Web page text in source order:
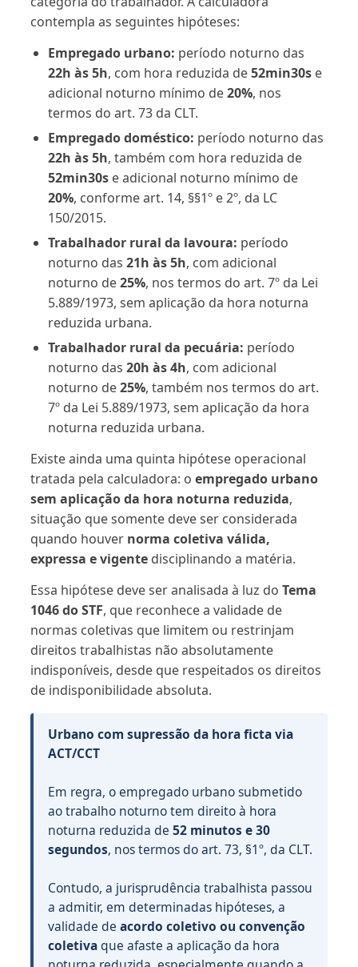
contempla as seguintes hipóteses:
Empregado urbano: período noturno das
22h às 5h, com hora reduzida de52min30s e
adicional noturno mínimo de20%, nos
termos do art. 73 da CLT.
Empregado doméstico: período noturno das
22h às 5h, também com hora reduzida de
52min30s e adicional noturno mínimo de
20%, conforme art. 14, §§1º e 2º, da LC
150/2015.
Trabalhador rural da lavoura: período
noturno das 21h às 5h, com adicional
noturno de25%, nos termos do art. 7º da Lei
5.889/1973, sem aplicação da hora noturna
reduzida urbana.
Trabalhador rural da pecuária: período
noturno das 20h às 4h, com adicional
noturno de25%, também nos termos do art.
7º da Lei 5.889/1973, sem aplicação da hora
noturna reduzida urbana.
Existe ainda uma quinta hipótese operacional
tratada pela calculadora: o empregado urbano
sem aplicação da hora noturna reduzida,
situação que somente deve ser considerada
quando houver norma coletiva válida,
expressa e vigente disciplinando a matéria.
Essa hipótese deve ser analisada à luz do Tema
1046 do STF, que reconhece a validade de
normas coletivas que limitem ou restrinjam
direitos trabalhistas não absolutamente
indisponíveis, desde que respeitados os direitos
de indisponibilidade absoluta.
Urbano com supressão da hora ficta via
ACT/CCT
Em regra, o empregado urbano submetido
ao trabalho noturno tem direito à hora
noturna reduzida de 52 minutos e 30
segundos, nos termos do art. 73, §1º, da CLT.
Contudo, a jurisprudência trabalhista passou
a admitir, em determinadas hipóteses, a
validade de acordo coletivo ou convenção
coletivaque afaste a aplicação da hora